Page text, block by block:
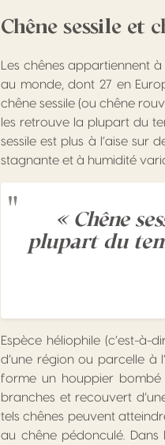
Chêne sessile et
Les chênes appartiennent
au monde, dont 27 en
chêne sessile (ou chêne
les retrouve la plupart du
sessile est plus à l’aise sur
stagnante et à humidité
« Chêne
plupart du
Espèce héliophile (c’est-à-
d’une région ou parcelle à
forme un houppier
branches et recouvert
tels chênes peuvent
au chêne pédonculé.